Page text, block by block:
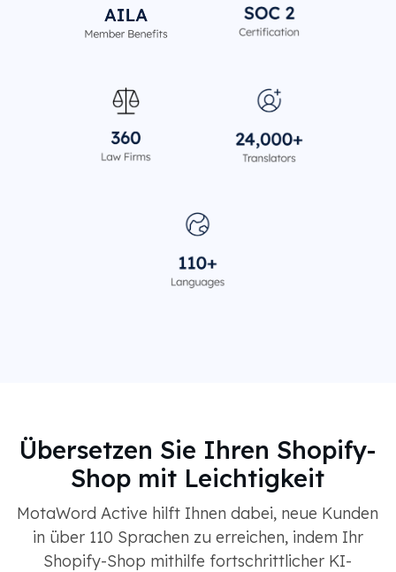
Übersetzen Sie Ihren Shopify-
Shop mit Leichtigkeit
MotaWord Active hilft Ihnen dabei, neue Kunden
in über 110 Sprachen zu erreichen, indem Ihr
Shopify-Shop mithilfe fortschrittlicher KI-